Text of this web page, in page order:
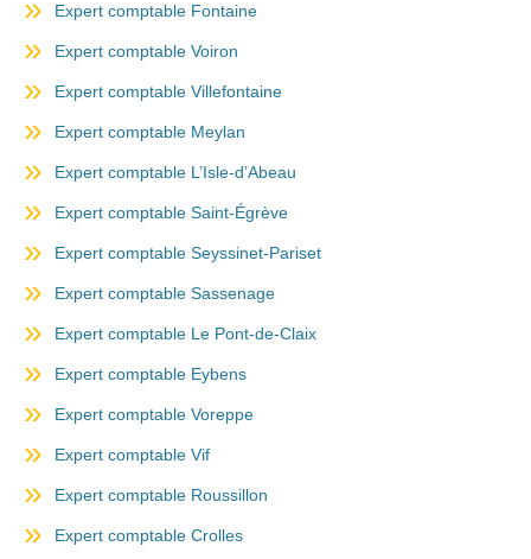
Expert comptable Fontaine
Expert comptable Voiron
Expert comptable Villefontaine
Expert comptable Meylan
Expert comptable L’Isle-d’Abeau
Expert comptable Saint-Égrève
Expert comptable Seyssinet-Pariset
Expert comptable Sassenage
Expert comptable Le Pont-de-Claix
Expert comptable Eybens
Expert comptable Voreppe
Expert comptable Vif
Expert comptable Roussillon
Expert comptable Crolles